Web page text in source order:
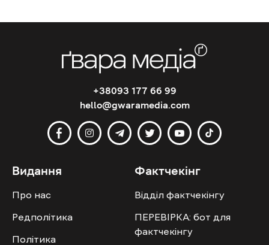
+38093 177 66 99
hello@gwaramedia.com
Видання
Про нас
Редполітика
Політика
Фактчекінг
Відділ фактчекінгу
ПЕРЕВІРКА: бот для
фактчекінгу